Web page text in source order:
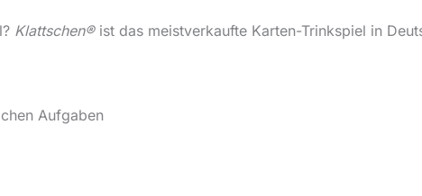
Klattschen®ist das meistverkaufte Karten-Trinkspiel in
Aufgaben